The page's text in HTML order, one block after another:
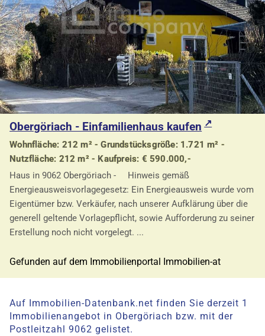
Obergöriach - Einfamilienhaus kaufen
Wohnfläche: 212 m² - Grundstücksgröße: 1.721 m² -
Nutzfläche: 212 m² - Kaufpreis: € 590.000,-
Haus in 9062 Obergöriach - Hinweis gemäß
Energieausweisvorlagegesetz: Ein Energieausweis wurde vom
Eigentümer bzw. Verkäufer, nach unserer Aufklärung über die
generell geltende Vorlagepflicht, sowie Aufforderung zu seiner
Erstellung noch nicht vorgelegt. ...
Gefunden auf dem Immobilienportal Immobilien-at
Auf Immobilien-Datenbank.net finden Sie derzeit 1
Immobilienangebot in Obergöriach bzw. mit der
Postleitzahl 9062 gelistet.